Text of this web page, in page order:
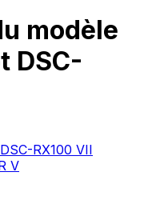
modèle
DSC-
RX100 VII
V